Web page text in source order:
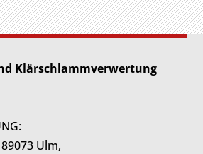
Klärschlammverwertung
Ulm,